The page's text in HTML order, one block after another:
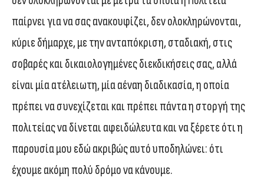
παίρνει για να σας ανακουφίζει, δεν ολοκληρώνονται,
κύριε δήμαρχε, με την ανταπόκριση, σταδιακή, στις
σοβαρές και δικαιολογημένες διεκδικήσεις σας, αλλά
είναι μία ατέλειωτη, μία αέναη διαδικασία, η οποία
πρέπει να συνεχίζεται και πρέπει πάντα η στοργή της
πολιτείας να δίνεται αφειδώλευτα και να ξέρετε ότι η
παρουσία μου εδώ ακριβώς αυτό υποδηλώνει: ότι
έχουμε ακόμη πολύ δρόμο να κάνουμε.